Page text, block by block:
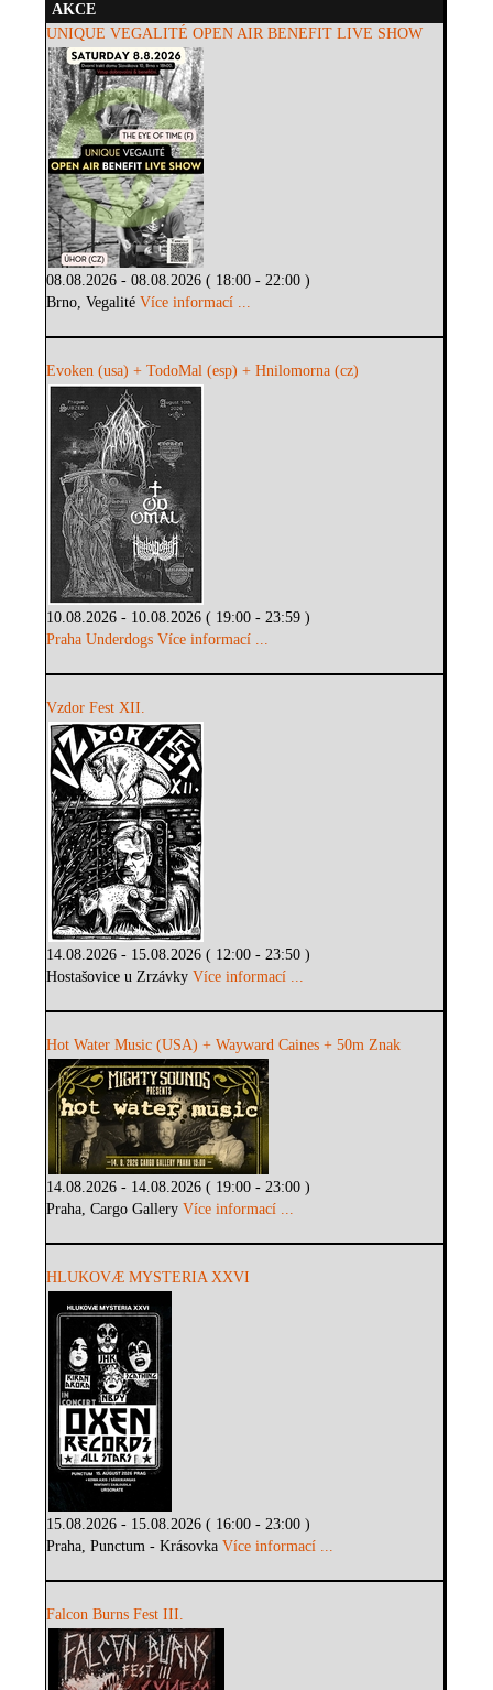
AKCE
UNIQUE VEGALITÉ OPEN AIR BENEFIT LIVE SHOW
08.08.2026 - 08.08.2026 ( 18:00 - 22:00 )
Brno, VegalitéVíce informací ...
Evoken (usa) + TodoMal (esp) + Hnilomorna (cz)
10.08.2026 - 10.08.2026 ( 19:00 - 23:59 )
Praha Underdogs Více informací ...
Vzdor Fest XII.
14.08.2026 - 15.08.2026 ( 12:00 - 23:50 )
Hostašovice u ZrzávkyVíce informací ...
Hot Water Music (USA) + Wayward Caines + 50m Znak
14.08.2026 - 14.08.2026 ( 19:00 - 23:00 )
Praha, Cargo GalleryVíce informací ...
HLUKOVÆ MYSTERIA XXVI
15.08.2026 - 15.08.2026 ( 16:00 - 23:00 )
Praha, Punctum - KrásovkaVíce informací ...
Falcon Burns Fest III.